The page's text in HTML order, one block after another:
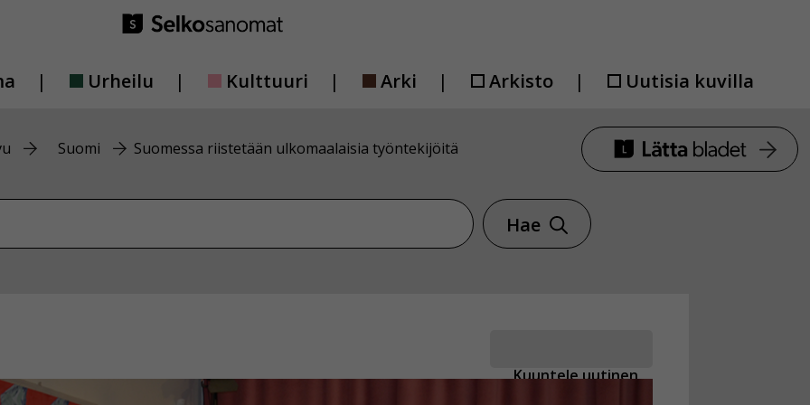
Urheilu Kulttuuri Arki Arkisto Uutisia kuvilla
Suomi Suomessa riistetään ulkomaalaisia työntekijöitä
Hae
Kuuntele uutinen